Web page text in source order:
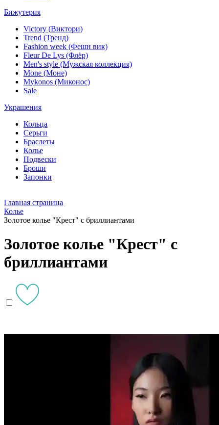
Бижутерия
Victory (Виктори)
Trend (Тренд)
Fashion week (Фешн вик)
Fleur De Lys (Флёр)
Men's style (Мужская коллекция)
Mone (Моне)
Mykonos (Миконос)
Sale
Украшения
Кольца
Серьги
Браслеты
Колье
Подвески
Броши
Запонки
Главная страница
Колье
Золотое колье "Крест" с бриллиантами
Золотое колье "Крест" с
бриллиантами